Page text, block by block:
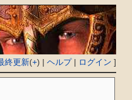
終更新(+) |ヘルプ| ログイン ]